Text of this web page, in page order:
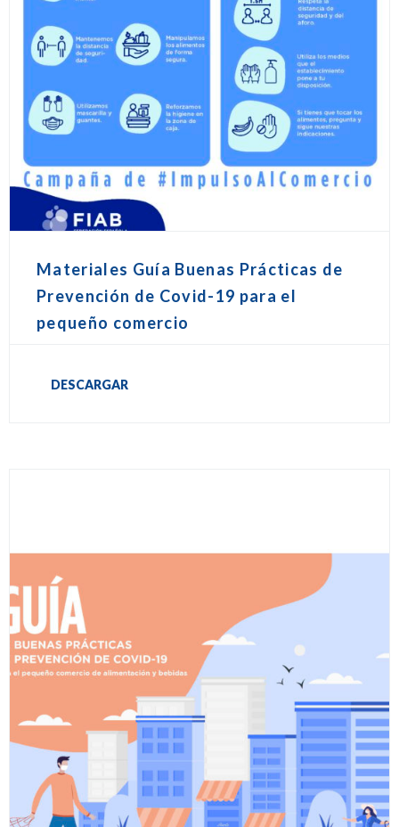
Materiales Guía Buenas Prácticas de
Prevención de Covid-19 para el
pequeño comercio
DESCARGAR